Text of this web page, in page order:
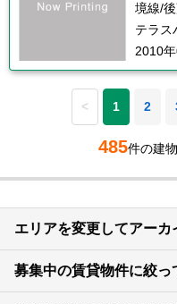
境線/
テラス
2010年
< 1 2
485件の建
エリアを変更してアーカ
募集中の賃貸物件に絞っ